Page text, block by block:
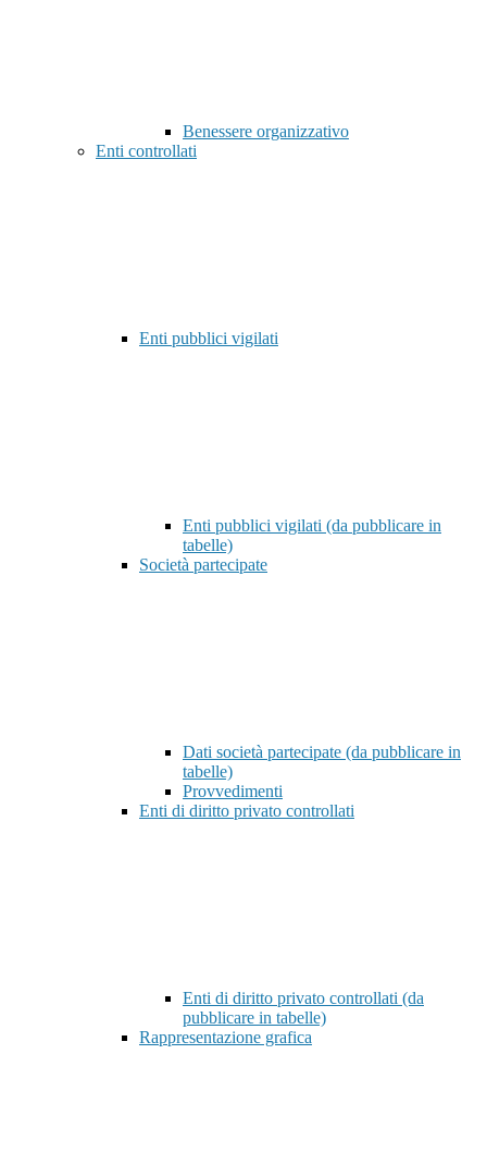
Benessere organizzativo
Enti controllati
Enti pubblici vigilati
Enti pubblici vigilati (da pubblicare in
tabelle)
Società partecipate
Dati società partecipate (da pubblicare in
tabelle)
Provvedimenti
Enti di diritto privato controllati
Enti di diritto privato controllati (da
pubblicare in tabelle)
Rappresentazione grafica